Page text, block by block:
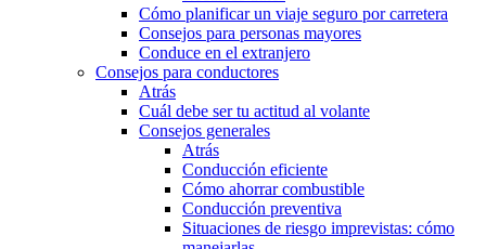
Cómo planificar un viaje seguro por carretera
Consejos para personas mayores
Conduce en el extranjero
Consejos para conductores
Atrás
Cuál debe ser tu actitud al volante
Consejos generales
Atrás
Conducción eficiente
Cómo ahorrar combustible
Conducción preventiva
Situaciones de riesgo imprevistas: cómo